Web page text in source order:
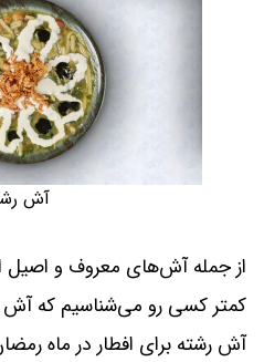
آش
از جمله آش‌های معروف و اصیل
کمتر کسی رو می‌شناسیم که آش
آش رشته برای افطار در ماه